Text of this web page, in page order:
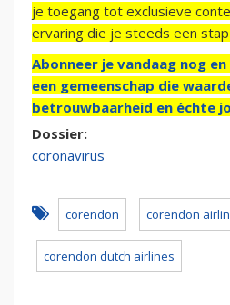
je toegang tot exclusieve
ervaring die je steeds een
Abonneer je vandaag nog
een gemeenschap die
betrouwbaarheid en échte
Dossier:
coronavirus
corendon corendon
corendon dutch airlines